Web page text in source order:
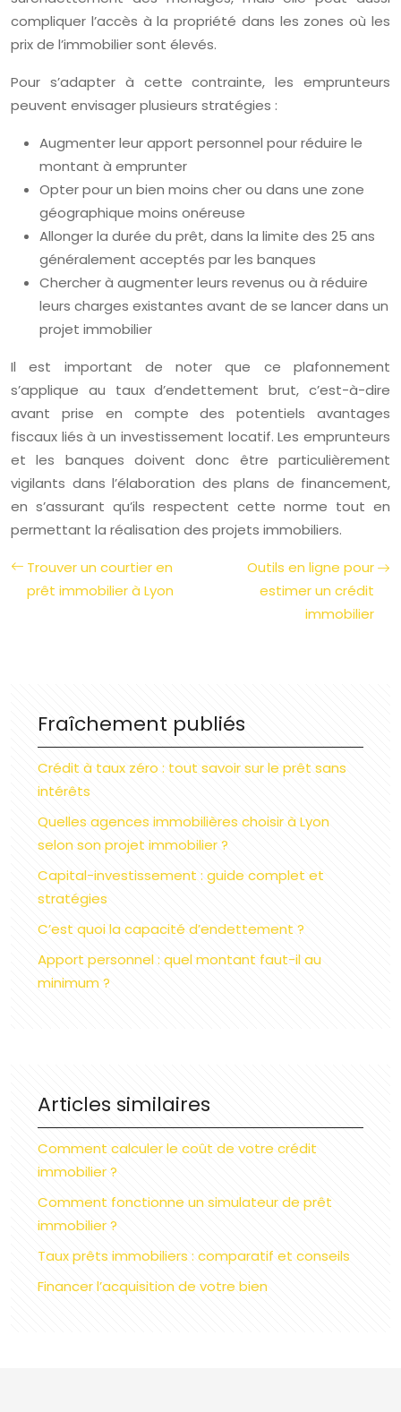
compliquer l’accès à la propriété dans les zones où les
prix de l’immobilier sont élevés.
Pour s’adapter à cette contrainte, les emprunteurs
peuvent envisager plusieurs stratégies :
Augmenter leur apport personnel pour réduire le
montant à emprunter
Opter pour un bien moins cher ou dans une zone
géographique moins onéreuse
Allonger la durée du prêt, dans la limite des 25 ans
généralement acceptés par les banques
Chercher à augmenter leurs revenus ou à réduire
leurs charges existantes avant de se lancer dans un
projet immobilier
Il est important de noter que ce plafonnement
s’applique au taux d’endettement brut, c’est-à-dire
avant prise en compte des potentiels avantages
fiscaux liés à un investissement locatif. Les emprunteurs
et les banques doivent donc être particulièrement
vigilants dans l’élaboration des plans de financement,
en s’assurant qu’ils respectent cette norme tout en
permettant la réalisation des projets immobiliers.
Trouver un courtier en
prêt immobilier à Lyon
Outils en ligne pour
estimer un crédit
immobilier
Fraîchement publiés
Crédit à taux zéro : tout savoir sur le prêt sans
intérêts
Quelles agences immobilières choisir à Lyon
selon son projet immobilier ?
Capital-investissement : guide complet et
stratégies
C’est quoi la capacité d’endettement ?
Apport personnel : quel montant faut-il au
minimum ?
Articles similaires
Comment calculer le coût de votre crédit
immobilier ?
Comment fonctionne un simulateur de prêt
immobilier ?
Taux prêts immobiliers : comparatif et conseils
Financer l’acquisition de votre bien